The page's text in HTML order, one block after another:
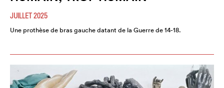
JUILLET 2025
Une prothèse de bras gauche datant de la Guerre de 14-18.